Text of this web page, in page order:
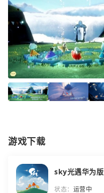
游戏下载
sky光遇华为版
状态： 运营中